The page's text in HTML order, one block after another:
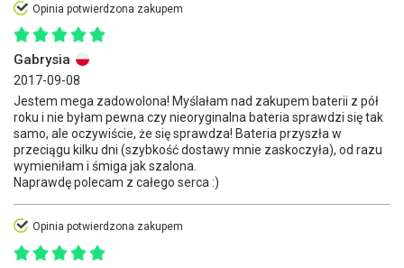
Opinia potwierdzona zakupem
Gabrysia
2017-09-08
Jestem mega zadowolona! Myślałam nad zakupem baterii z pół
roku i nie byłam pewna czy nieoryginalna bateria sprawdzi się tak
samo, ale oczywiście, że się sprawdza! Bateria przyszła w
przeciągu kilku dni (szybkość dostawy mnie zaskoczyła), od razu
wymieniłam i śmiga jak szalona.
Naprawdę polecam z całego serca :)
Opinia potwierdzona zakupem